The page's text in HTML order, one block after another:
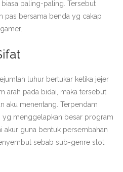
paling-paling. Tersebut
pas bersama benda yg cakap
luhur bertukar ketika jejer
arah pada bidai, maka tersebut
aku menentang. Terpendam
yg menggelapkan besar program
akur guna bentuk persembahan
sebab sub-genre slot